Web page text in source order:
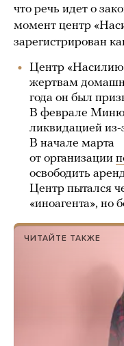
что речь идет о
момент центр
зарегистрирован
Центр
жертвам
года он был
В феврале
ликвидацией из-
В начале марта
от организации
освободить
Центр пытался
«иноагента», но
ЧИТАЙТЕ ТАКЖЕ